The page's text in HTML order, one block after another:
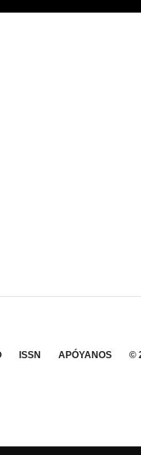
ISSN APÓYANOS ©